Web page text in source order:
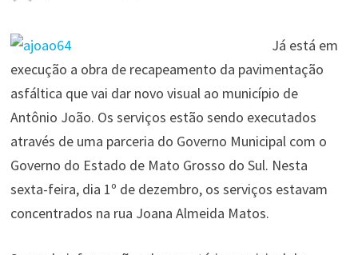
Já está em
execução a obra de recapeamento da pavimentação
asfáltica que vai dar novo visual ao município de
Antônio João. Os serviços estão sendo executados
através de uma parceria do Governo Municipal com o
Governo do Estado de Mato Grosso do Sul. Nesta
sexta-feira, dia 1º de dezembro, os serviços estavam
concentrados na rua Joana Almeida Matos.